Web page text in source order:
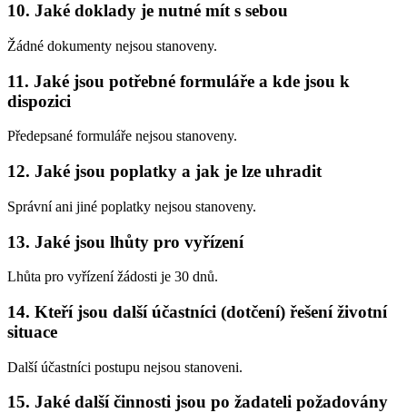
10. Jaké doklady je nutné mít s sebou
Žádné dokumenty nejsou stanoveny.
11. Jaké jsou potřebné formuláře a kde jsou k
dispozici
Předepsané formuláře nejsou stanoveny.
12. Jaké jsou poplatky a jak je lze uhradit
Správní ani jiné poplatky nejsou stanoveny.
13. Jaké jsou lhůty pro vyřízení
Lhůta pro vyřízení žádosti je 30 dnů.
14. Kteří jsou další účastníci (dotčení) řešení životní
situace
Další účastníci postupu nejsou stanoveni.
15. Jaké další činnosti jsou po žadateli požadovány